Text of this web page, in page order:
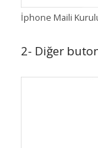
İphone Maili
2- Diğer